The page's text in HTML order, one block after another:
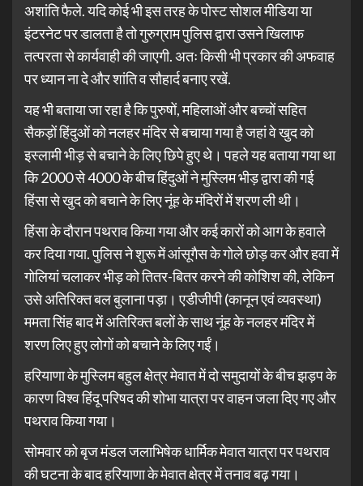
अशांति फैले. यदि कोई भी इस तरह के पोस्ट सोशल मीडिया या
इंटरनेट पर डालता है तो गुरुग्राम पुलिस द्वारा उसने खिलाफ
तत्परता से कार्यवाही की जाएगी. अतः किसी भी प्रकार की अफवाह
पर ध्यान ना दे और शांति व सौहार्द बनाए रखें.
यह भी बताया जा रहा है कि पुरुषों, महिलाओं और बच्चों सहित
सैकड़ों हिंदुओं को नलहर मंदिर से बचाया गया है जहां वे खुद को
इस्लामी भीड़ से बचाने के लिए छिपे हुए थे। पहले यह बताया गया था
कि 2000 से 4000 के बीच हिंदुओं ने मुस्लिम भीड़ द्वारा की गई
हिंसा से खुद को बचाने के लिए नूंह के मंदिरों में शरण ली थी।
हिंसा के दौरान पथराव किया गया और कई कारों को आग के हवाले
कर दिया गया. पुलिस ने शुरू में आंसूगैस के गोले छोड़ कर और हवा में
गोलियां चलाकर भीड़ को तितर-बितर करने की कोशिश की, लेकिन
उसे अतिरिक्त बल बुलाना पड़ा। एडीजीपी (कानून एवं व्यवस्था)
ममता सिंह बाद में अतिरिक्त बलों के साथ नूंह के नलहर मंदिर में
शरण लिए हुए लोगों को बचाने के लिए गईं।
हरियाणा के मुस्लिम बहुल क्षेत्र मेवात में दो समुदायों के बीच झड़प के
कारण विश्व हिंदू परिषद की शोभा यात्रा पर वाहन जला दिए गए और
पथराव किया गया।
सोमवार को बृज मंडल जलाभिषेक धार्मिक मेवात यात्रा पर पथराव
की घटना के बाद हरियाणा के मेवात क्षेत्र में तनाव बढ़ गया।